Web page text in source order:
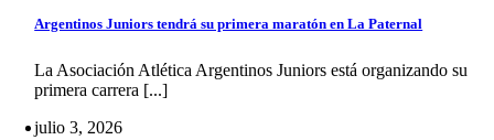
Argentinos Juniors tendrá su primera maratón en La Paternal
La Asociación Atlética Argentinos Juniors está organizando su
primera carrera [...]
julio 3, 2026